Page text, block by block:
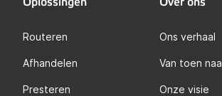
Routeren
Afhandelen
Presteren
Ons verhaal
Van toen
Onze visie